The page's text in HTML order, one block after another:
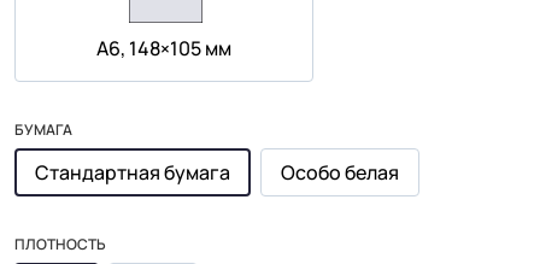
А6, 148×105 мм
БУМАГА
Стандартная бумага Особо белая
ПЛОТНОСТЬ